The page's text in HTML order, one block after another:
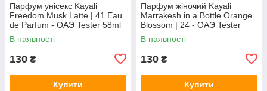
Парфум унісекс Kayali
Freedom Musk Latte | 41 Eau
de Parfum - ОАЭ Tester 58ml
В наявності
130 ₴
Купити
Парфум жіночий Kayali
Marrakesh in a Bottle Orange
Blossom | 24 - ОАЭ Tester
58ml
В наявності
130 ₴
Купити